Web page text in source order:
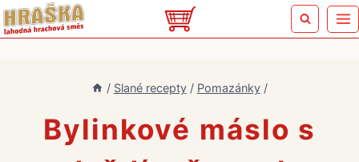
Přeskočit
na
/ Slané recepty / Pomazánky /
Bylinkové máslo s